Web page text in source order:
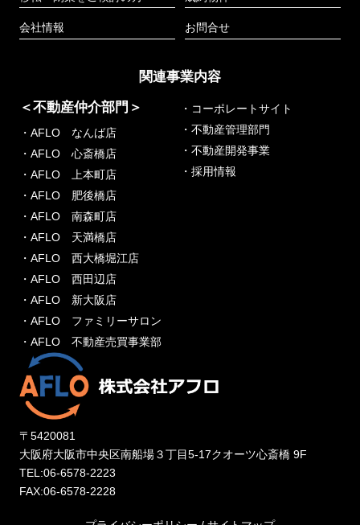
会社情報 お問合せ
関連事業内容
＜不動産仲介部門＞
・AFLO なんば店
・AFLO 心斎橋店
・AFLO 上本町店
・AFLO 肥後橋店
・AFLO 南森町店
・AFLO 天満橋店
・AFLO 西大橋堀江店
・AFLO 西田辺店
・AFLO 新大阪店
・AFLO ファミリーサロン
・AFLO 不動産売買事業部
・コーポレートサイト
・不動産管理部門
・不動産開発事業
・採用情報
〒5420081
大阪府大阪市中央区南船場３丁目5-17クオーツ心斎橋 9F
TEL:06-6578-2223
FAX:06-6578-2228